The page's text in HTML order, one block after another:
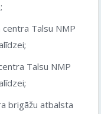
Talsu NMP
Talsu NMP
brigāžu atbalsta